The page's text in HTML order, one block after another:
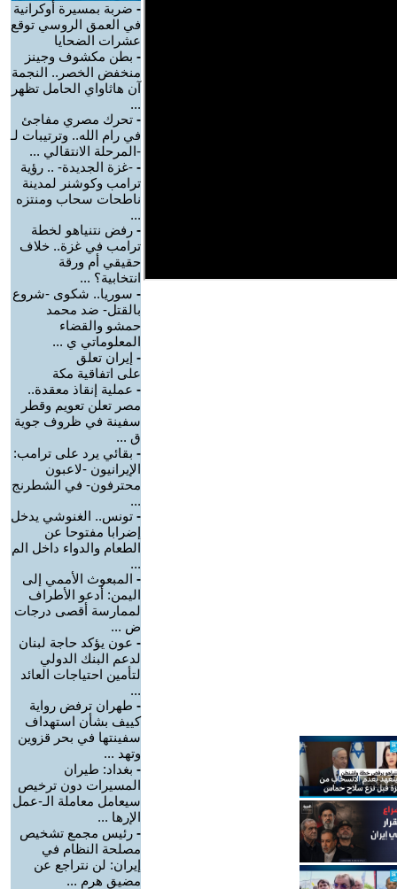
- ضربة بمسيرة أوكرانية
في العمق الروسي توقع
عشرات الضحايا
- بطن مكشوف وجينز
منخفض الخصر.. النجمة
آن هاثاواي الحامل تظهر
...
- تحرك مصري مفاجئ
في رام الله.. وترتيبات لـ
-المرحلة الانتقالي ...
- -غزة الجديدة- .. رؤية
ترامب وكوشنر لمدينة
ناطحات سحاب ومنتزه
...
- رفض نتنياهو لخطة
ترامب في غزة.. خلاف
حقيقي أم ورقة
انتخابية؟ ...
- سوريا.. شكوى -شروع
بالقتل- ضد محمد
حمشو والقضاء
المعلوماتي ي ...
- إيران تعلق
على اتفاقية مكة
- عملية إنقاذ معقدة..
مصر تعلن تعويم وقطر
سفينة في ظروف جوية
ق ...
- بقائي يرد على ترامب:
الإيرانيون -لاعبون
محترفون- في الشطرنج
...
- تونس.. الغنوشي يدخل
إضرابا مفتوحا عن
الطعام والدواء داخل الم
...
- ‏المبعوث الأممي إلى
اليمن: أدعو الأطراف
لممارسة أقصى درجات
ض ...
- عون يؤكد حاجة لبنان
لدعم البنك الدولي
لتأمين احتياجات العائد
...
- طهران ترفض رواية
كييف بشأن استهداف
سفينتها في بحر قزوين
وتهد ...
- بغداد: طيران
المسيرات دون ترخيص
سيعامل معاملة الـ-عمل
الإرها ...
- رئيس مجمع تشخيص
مصلحة النظام في
إيران: لن نتراجع عن
مضيق هرم ...